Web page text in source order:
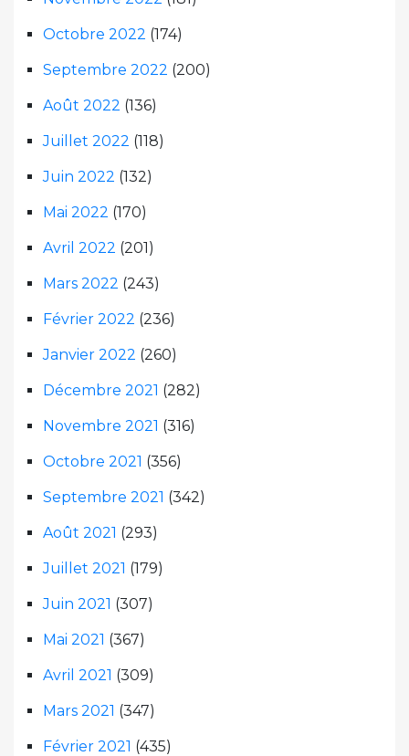
Octobre 2022 (174)
Septembre 2022 (200)
Août 2022 (136)
Juillet 2022 (118)
Juin 2022 (132)
Mai 2022 (170)
Avril 2022 (201)
Mars 2022 (243)
Février 2022 (236)
Janvier 2022 (260)
Décembre 2021 (282)
Novembre 2021 (316)
Octobre 2021 (356)
Septembre 2021 (342)
Août 2021 (293)
Juillet 2021 (179)
Juin 2021 (307)
Mai 2021 (367)
Avril 2021 (309)
Mars 2021 (347)
Février 2021 (435)